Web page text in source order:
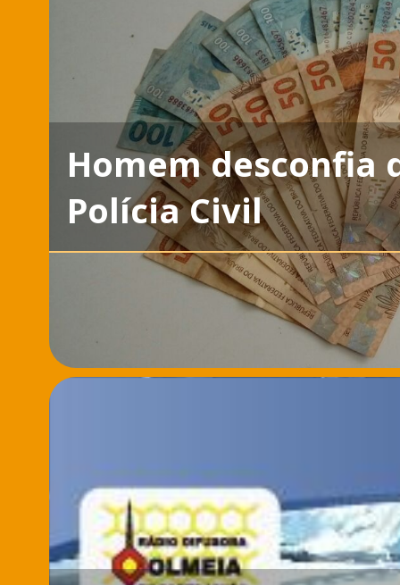
Homem desconfia
Polícia Civil